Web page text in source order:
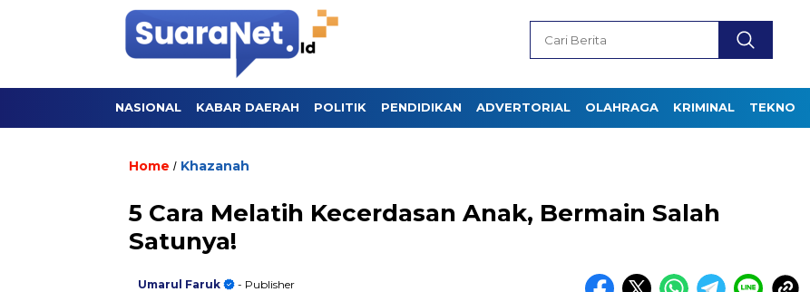
NASIONAL KABAR DAERAH POLITIK PENDIDIKAN ADVERTORIAL OLAHRAGA KRIMINAL TEKNO
Home / Khazanah
5 Cara Melatih Kecerdasan Anak, Bermain Salah
Satunya!
Umarul Faruk
- Publisher